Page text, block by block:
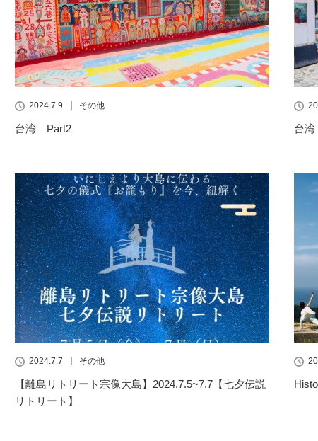
2024.7.9 その他
台湾 Part2 台
2024.7.7 その他
【離島リトリート宗像大島】2024.7.5~7.7【七夕伝説
リトリート】